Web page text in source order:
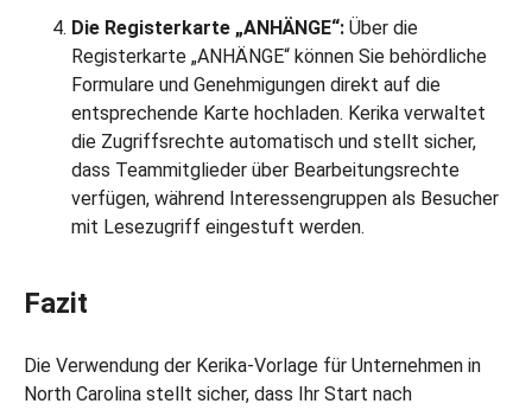
Die Registerkarte „ANHÄNGE“: Über die
Registerkarte „ANHÄNGE“ können Sie behördliche
Formulare und Genehmigungen direkt auf die
entsprechende Karte hochladen. Kerika verwaltet
die Zugriffsrechte automatisch und stellt sicher,
dass Teammitglieder über Bearbeitungsrechte
verfügen, während Interessengruppen als Besucher
mit Lesezugriff eingestuft werden.
Fazit
Die Verwendung der Kerika-Vorlage für Unternehmen in
North Carolina stellt sicher, dass Ihr Start nach